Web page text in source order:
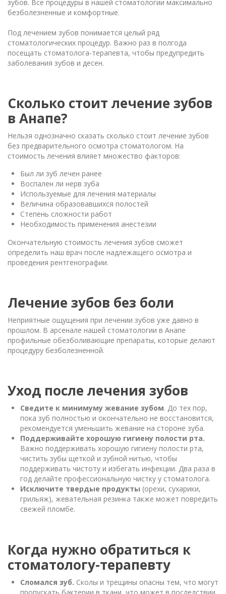
зубов. Все процедуры в нашей стоматологии максимально
безболезненные и комфортные.
Под лечением зубов понимается целый ряд
стоматологических процедур. Важно раз в полгода
посещать стоматолога-терапевта, чтобы предупредить
заболевания зубов и десен.
Сколько стоит лечение зубов
в Анапе?
Нельзя однозначно сказать сколько стоит лечение зубов
без предварительного осмотра стоматологом. На
стоимость лечения влияет множество факторов:
Был ли зуб лечен ранее
Воспален ли нерв зуба
Используемые для лечения материалы
Величина образовавшихся полостей
Степень сложности работ
Необходимость применения анестезии
Окончательную стоимость лечения зубов сможет
определить наш врач после надлежащего осмотра и
проведения рентгенографии.
Лечение зубов без боли
Неприятные ощущения при лечении зубов уже давно в
прошлом. В арсенале нашей стоматологии в Анапе
профильные обезболивающие препараты, которые делают
процедуру безболезненной.
Уход после лечения зубов
Сведите к минимуму жевание зубом. До тех пор,
пока зуб полностью и окончательно не восстановится,
рекомендуется уменьшить жевание на стороне зуба.
Поддерживайте хорошую гигиену полости рта.
Важно поддерживать хорошую гигиену полости рта,
чистить зубы щеткой и зубной нитью, чтобы
поддерживать чистоту и избегать инфекции. Два раза в
год делайте профессиональную чистку у стоматолога.
Исключите твердые продукты (орехи, сухарики,
грильяж), жевательная резинка также может повредить
свежей пломбе.
Когда нужно обратиться к
стоматологу-терапевту
Сломался зуб. Сколы и трещины опасны тем, что могут
пропускать бактерии в ткани, что может в последствии